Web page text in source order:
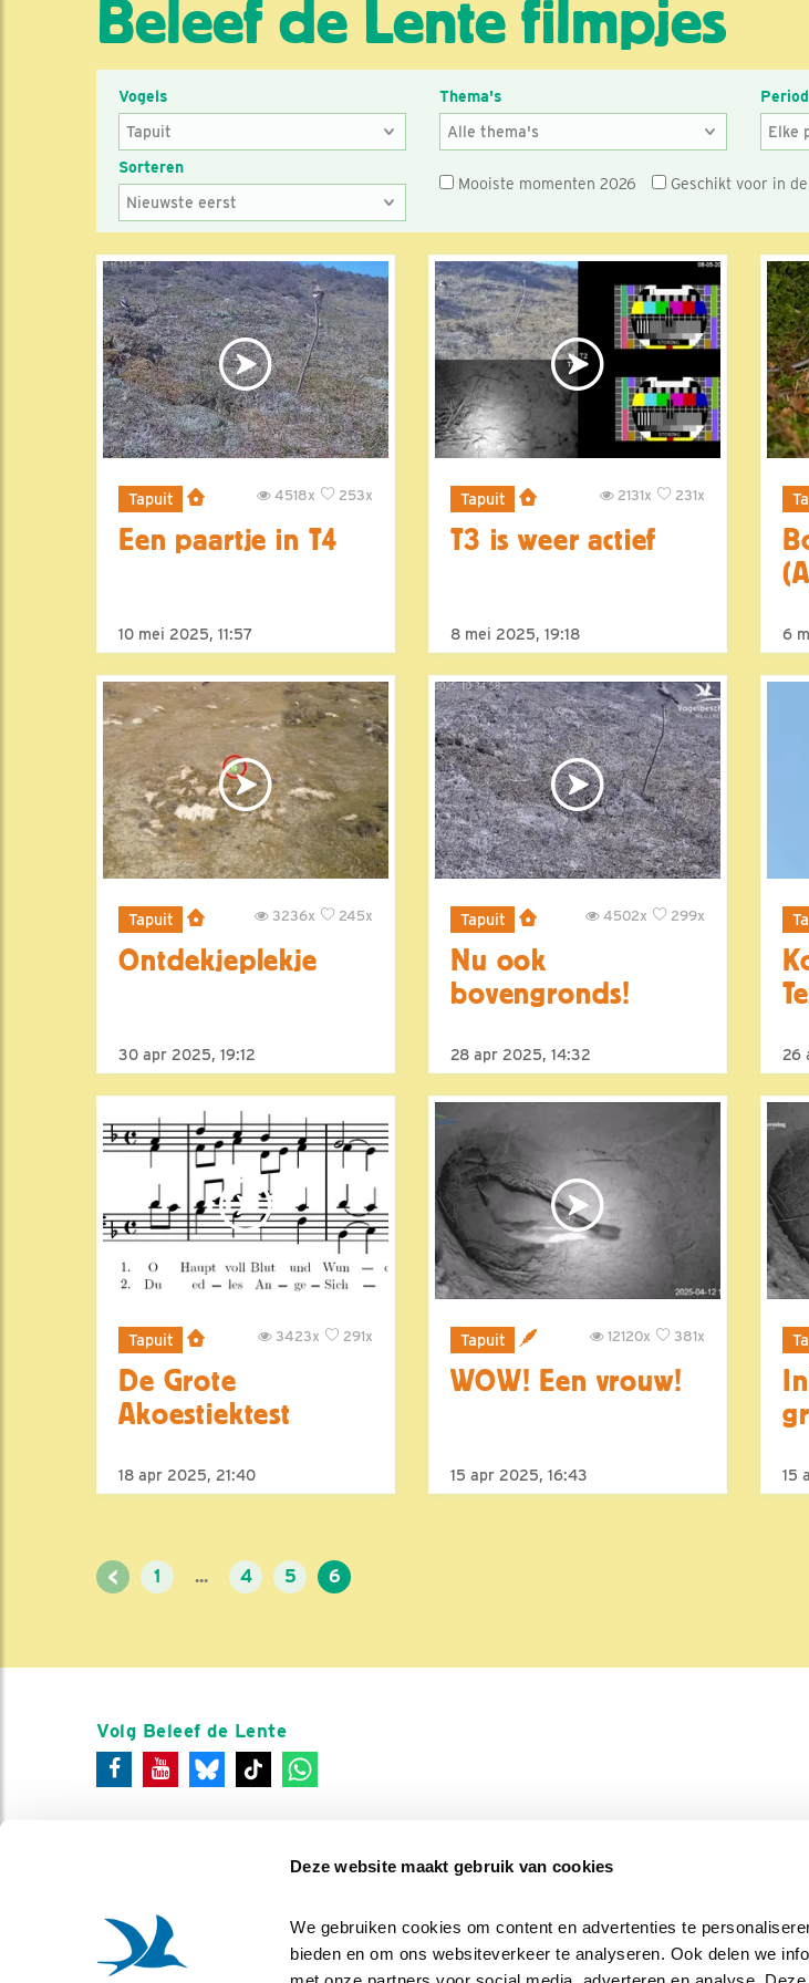
Deze website maakt gebruik van cookies
We gebruiken cookies om content en advertenties te
bieden en om ons websiteverkeer te analyseren. Ook delen we
Beleef de Lente filmpjes
Vogels Thema's
Sorteren
Mooiste momenten 2026 Geschikt voor in
Tapuit 253x
4518x
Een paartje in T4
10 mei 2025, 11:57
Tapuit 231x
2131x
T3 is weer actief
8 mei 2025, 19:18 6
Tapuit 245x
3236x
Ontdekjeplekje
30 apr 2025, 19:12
Tapuit 299x
4502x
Nu ook
bovengronds!
28 apr 2025, 14:32 26
Tapuit 291x
3423x
De Grote
Akoestiektest
18 apr 2025, 21:40
Tapuit 381x
12120x
WOW! Een vrouw!
15 apr 2025, 16:43 15
< 1 ... 4 5 6
Volg Beleef de Lente